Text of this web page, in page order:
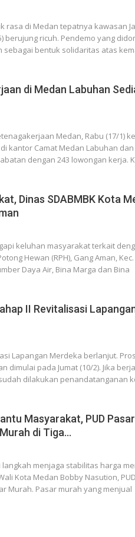
rasa di Medan tepatnya kawasan
berujung ricuh. Pendemo yang
sebagai bentuk solidaritas atas
di Medan Labuhan
Medan, Rabu (17/1)
kantor Camat Medan Labuhan
dengan 243 lowongan kerja.
Dinas SDABMBK Kota
keluhan masyarakat terkait
Hewan (RPH), Gang Aman,
Daya Air, Bina Marga dan Bina
II Revitalisasi
Lapangan Merdeka berlanjut.
dimulai pada Jumat (10/2). Jika
dilakukan penandatanganan
Masyarakat, PUD
di Tiga…
menjaga stabilitas harga
Kota Medan Bobby Nasution,
Murah. Pasar murah yang menjual